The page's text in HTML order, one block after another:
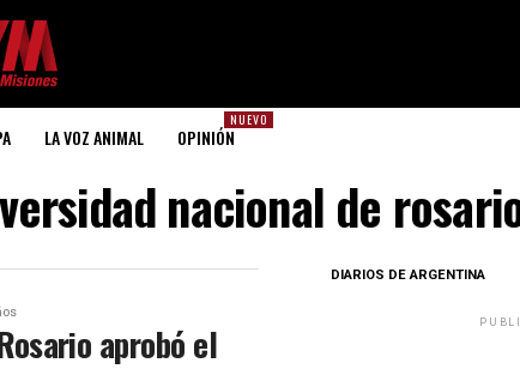
LA VOZ ANIMAL
NUEVO
OPINIÓN
nacional de
aprobó el
DIARIOS DE ARGENTINA